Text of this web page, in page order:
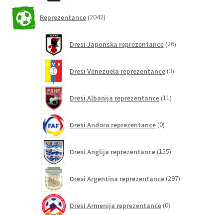
Reprezentance 2042izdelkov
Dresi Japonska reprezentance 26izdelkov
Dresi Venezuela reprezentance 3izdelki
Dresi Albanija reprezentance 11izdelkov
Dresi Andora reprezentance 0izdelkov
Dresi Anglija reprezentance 155izdelkov
Dresi Argentina reprezentance 297izdelkov
Dresi Armenija reprezentance 0izdelkov